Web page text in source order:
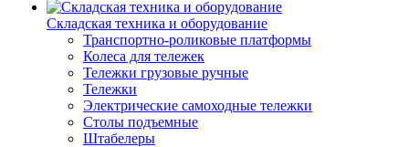
Складская техника и оборудование
Транспортно-роликовые платформы
Колеса для тележек
Тележки грузовые ручные
Тележки
Электрические самоходные тележки
Столы подъемные
Штабелеры